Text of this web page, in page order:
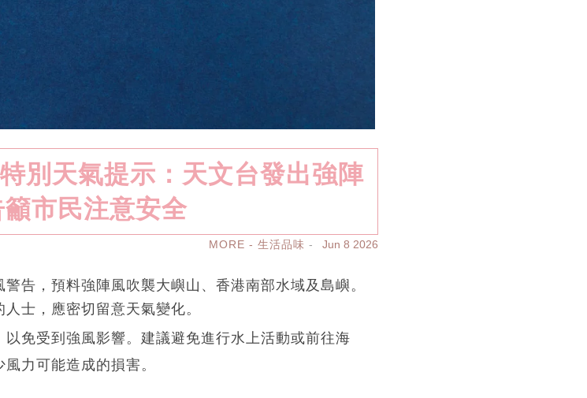
別天氣提示：天文台發出強陣
籲市民注意安全
MORE - 生活品味 Jun 8 2026
告，預料強陣風吹襲大嶼山、香港南部水域及島嶼。
士，應密切留意天氣變化。
免受到強風影響。建議避免進行水上活動或前往海
力可能造成的損害。